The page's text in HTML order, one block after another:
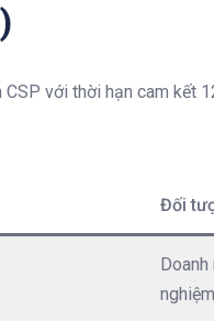
với thời hạn cam kết
Đối